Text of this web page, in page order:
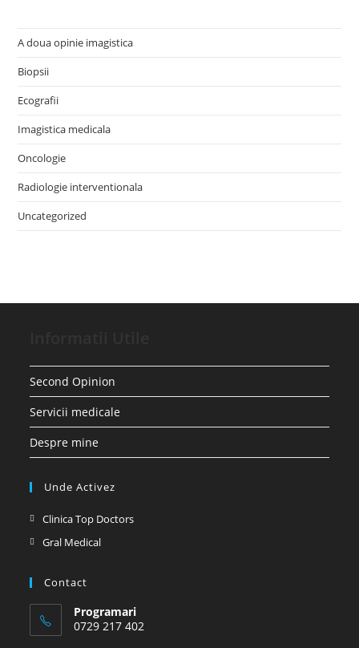
A doua opinie imagistica
Biopsii
Ecografii
Imagistica medicala
Oncologie
Radiologie interventionala
Uncategorized
Second Opinion
Servicii medicale
Despre mine
Unde Activez
Clinica Top DoctorsOpens
Gral MedicalOpens
tab
Contact
Programari
0729 217 402